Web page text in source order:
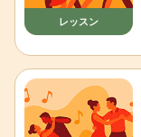
レッスン